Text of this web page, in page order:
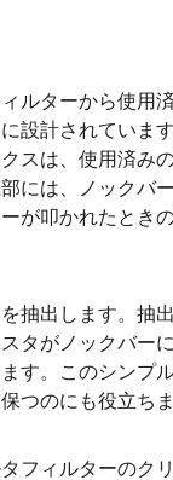
ルターから使用
設計されていま
スは、使用済み
には、ノックバ
が叩かれたとき
抽出します。抽
タがノックバー
す。このシンプ
つのにも役立ちま
フィルターのク